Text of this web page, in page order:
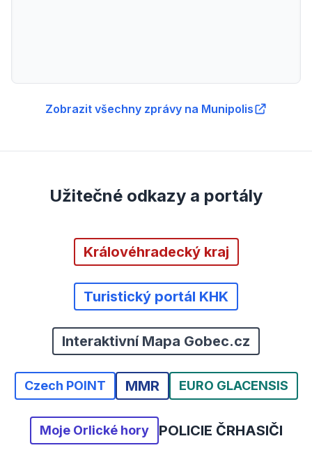
Zobrazit všechny zprávy na Munipolis
Užitečné odkazy a portály
Královéhradecký kraj
Turistický portál KHK
Interaktivní Mapa Gobec.cz
Czech POINT MMR EURO GLACENSIS
Moje Orlické hory POLICIE ČRHASIČI